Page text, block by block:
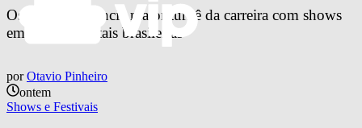
Os Garotin anuncia maior turnê da carreira com shows
em quatro capitais brasileiras
por Otavio Pinheiro
ontem
Shows e Festivais